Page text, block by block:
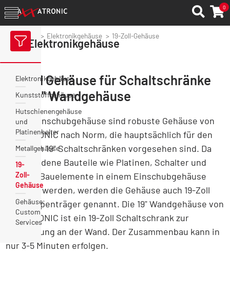
0
Axxatronic Elektronikgehäuse 19-Zoll-Gehäuse
19-Zoll Gehäuse für Schaltschränke
und 19'' Wandgehäuse
19-Zoll Einschubgehäuse sind robuste Gehäuse von
AXXATRONIC nach Norm, die hauptsächlich für den
Einbau in 19" Schaltschränken vorgesehen sind. Da
verschiedene Bauteile wie Platinen, Schalter und
weitere Bauelemente in einem Einschubgehäuse
platziert werden, werden die Gehäuse auch 19-Zoll
Baugruppenträger genannt. Die 19" Wandgehäuse von
AXXATRONIC ist ein 19-Zoll Schaltschrank zur
Aufhängung an der Wand. Der Zusammenbau kann in
nur 3-5 Minuten erfolgen.
Elektronikgehäuse
Elektronikgehäuse
Kunststoffgehäuse
Hutschienengehäuse
und
Platinenhalter
Metallgehäuse
19-
Zoll-
Gehäuse
Gehäuse:
Custom
Services